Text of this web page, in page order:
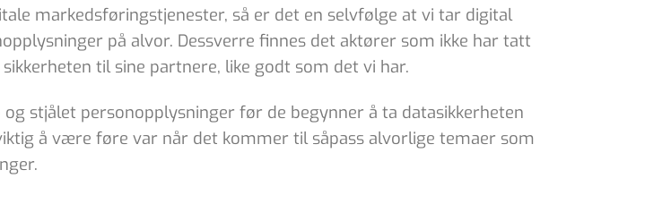
markedsføringstjenester, så er det en selvfølge at vi tar digital
på alvor. Dessverre finnes det aktører som ikke har tatt
til sine partnere, like godt som det vi har.
stjålet personopplysninger før de begynner å ta datasikkerheten
å være føre var når det kommer til såpass alvorlige temaer som